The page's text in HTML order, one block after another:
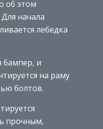
об этом
начала
лебедка
бампер, и
на раму
болтов.
прочным,